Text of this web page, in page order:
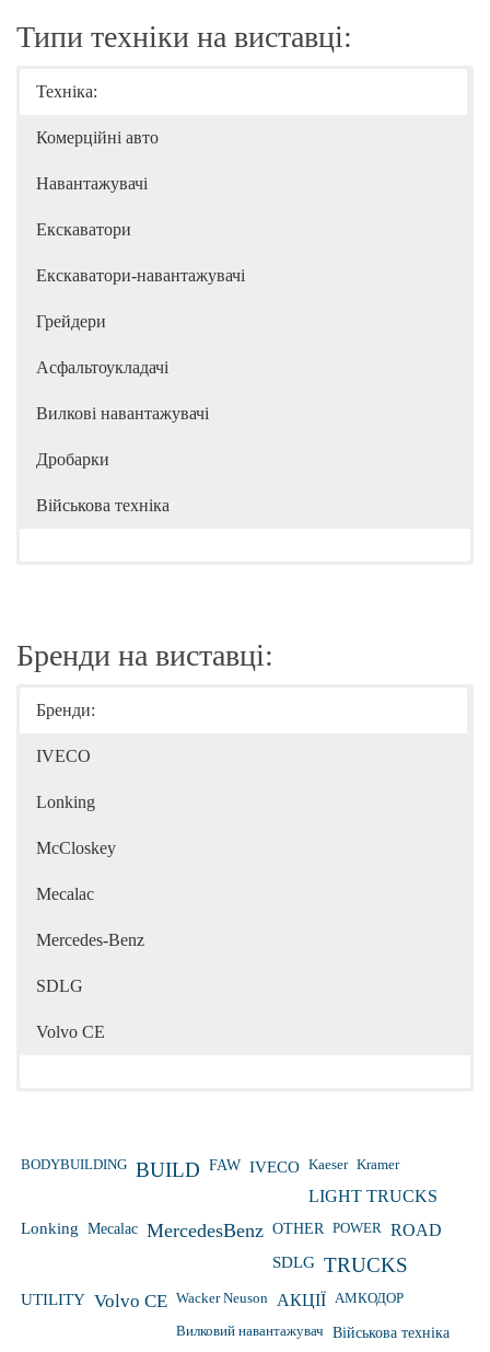
Типи техніки на виставці:
Техніка:
Комерційні авто
Навантажувачі
Екскаватори
Екскаватори-навантажувачі
Грейдери
Асфальтоукладачі
Вилкові навантажувачі
Дробарки
Військова техніка
Бренди на виставці:
Бренди:
IVECO
Lonking
McCloskey
Mecalac
Mercedes-Benz
SDLG
Volvo CE
BODYBUILDING BUILD FAW IVECO Kaeser Kramer
LIGHT TRUCKS
Lonking Mecalac MercedesBenz OTHER POWER ROAD
SDLG TRUCKS
UTILITY Volvo CE Wacker Neuson АКЦІЇ АМКОДОР
Вилковий навантажувач Військова техніка